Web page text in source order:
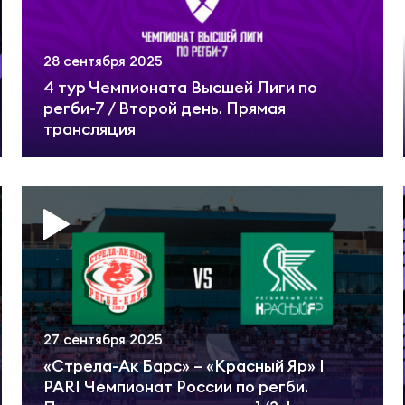
лига
России по регби-7
России по регби-7
лига по регби-7
совет
дисциплинарный комитет
В РОССИИ
регби в России
Барбарианс
по регби-7
по регби
4 тур Чемпионата Высшей Лиги по
регби-7 / Второй день. Прямая
трансляция
28 сентября 2025
«Стрела-Ак Барс» – «Красный Яр» |
PARI Чемпионат России по регби.
27 сентября 2025
Согласен на обработку персональных данных